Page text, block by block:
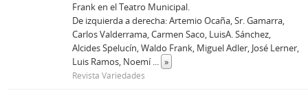
Frank en el Teatro Municipal.
De izquierda a derecha: Artemio Ocaña, Sr. Gamarra,
Carlos Valderrama, Carmen Saco, LuisA. Sánchez,
Alcides Spelucín, Waldo Frank, Miguel Adler, José Lerner,
Luis Ramos, Noemí... »
Revista Variedades